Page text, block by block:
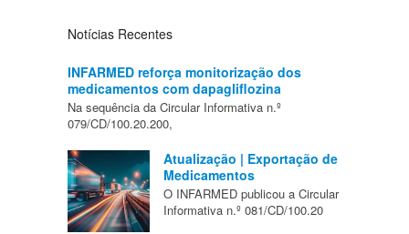
Notícias Recentes
INFARMED reforça monitorização dos
medicamentos com dapagliflozina
Na sequência da Circular Informativa n.º
079/CD/100.20.200,
Atualização | Exportação de
Medicamentos
O INFARMED publicou a Circular
Informativa n.º 081/CD/100.20